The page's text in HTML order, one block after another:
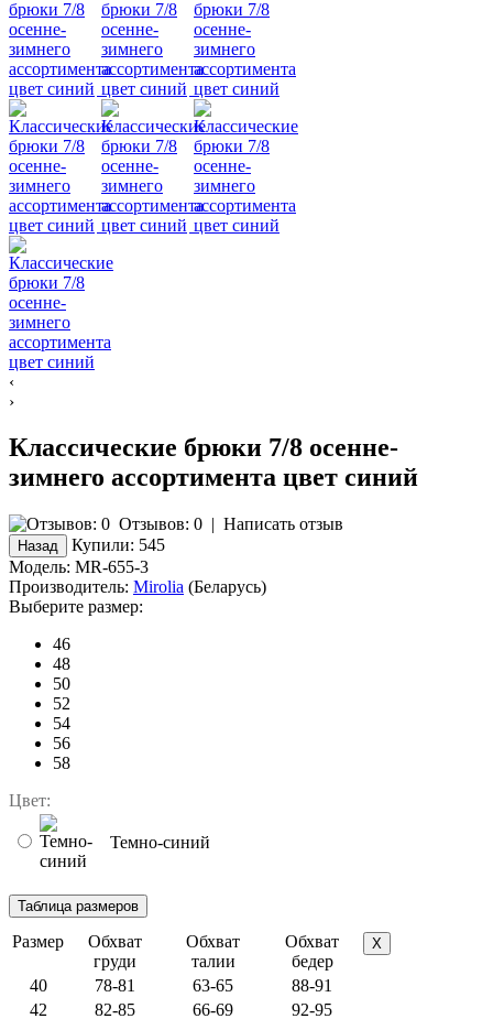
‹
›
Классические брюки 7/8 осенне-
зимнего ассортимента цвет синий
Отзывов: 0 | Написать отзыв
Купили: 545
Модель: MR-655-3
Производитель: Mirolia (Беларусь)
Выберите размер:
46
48
50
52
54
56
58
Цвет:
Темно-синий
Размер
Обхват
груди
Обхват
талии
Обхват
бедер
X
40 78-81 63-65
88-91
42
82-85 66-69
92-95